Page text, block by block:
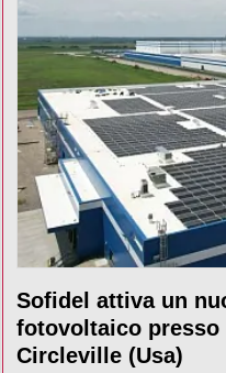
Sofidel attiva un
fotovoltaico
Circleville (Usa)